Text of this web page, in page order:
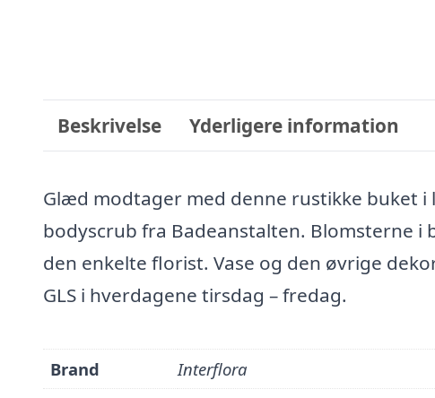
Beskrivelse Yderligere information
Glæd modtager med denne rustikke buket i
bodyscrub fra Badeanstalten. Blomsterne
den enkelte florist. Vase og den øvrige
GLS i hverdagene tirsdag – fredag.
Brand Interflora